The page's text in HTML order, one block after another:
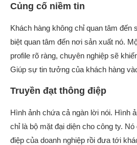
Củng cố niềm tin
Khách hàng không chỉ quan tâm đến
biệt quan tâm đến nơi sản xuất nó.
profile rõ ràng, chuyên nghiệp sẽ
Giúp sự tin tưởng của khách hàng
Truyền đạt thông điệp
Hình ảnh chứa cả ngàn lời nói. Hình
chỉ là bộ mặt đại diện cho công ty.
điệp của doanh nghiệp rồi đưa tới